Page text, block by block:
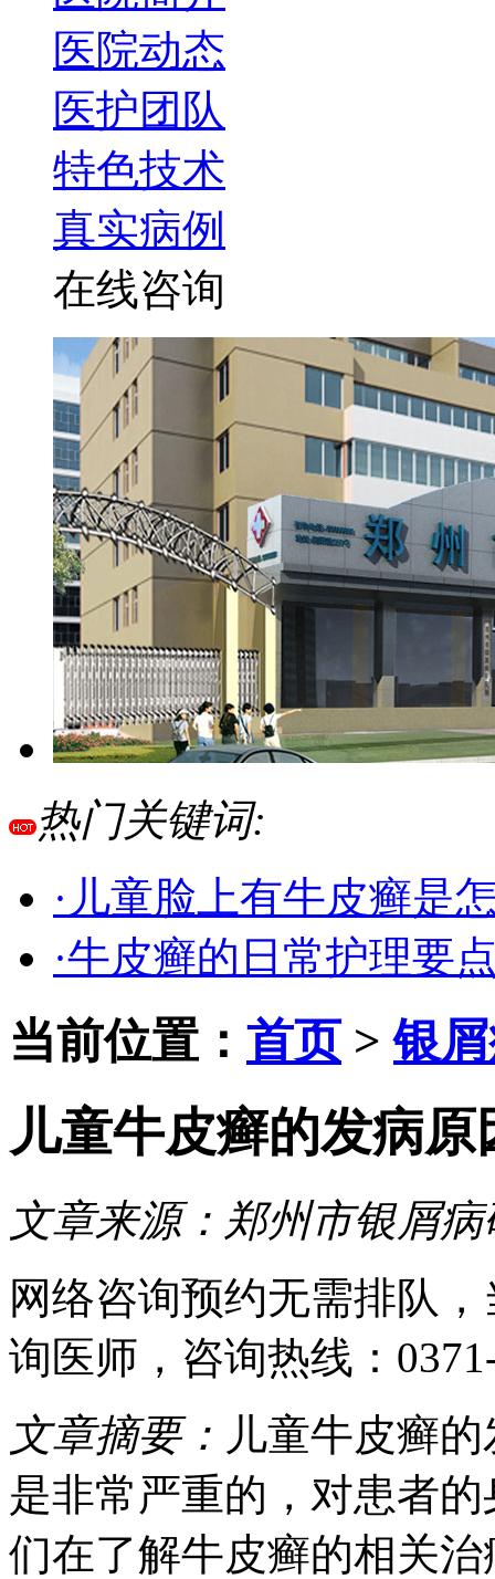
医院动态
医护团队
特色技术
真实病例
在线咨询
热门关键词:
·儿童脸上有牛皮癣是
·牛皮癣的日常护理要
当前位置： 首页>银
儿童牛皮癣的发病原
文章来源： 郑州市银屑
网络咨询预约无需排队
询医师 ，咨询热线：
文章摘要： 儿童牛皮癣
是非常严重的，对患者
们在了解牛皮癣的相关